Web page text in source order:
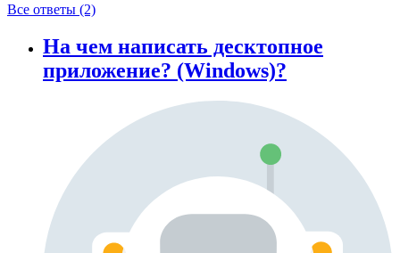
Все ответы (2)
На чем написать десктопное
приложение? (Windows)?